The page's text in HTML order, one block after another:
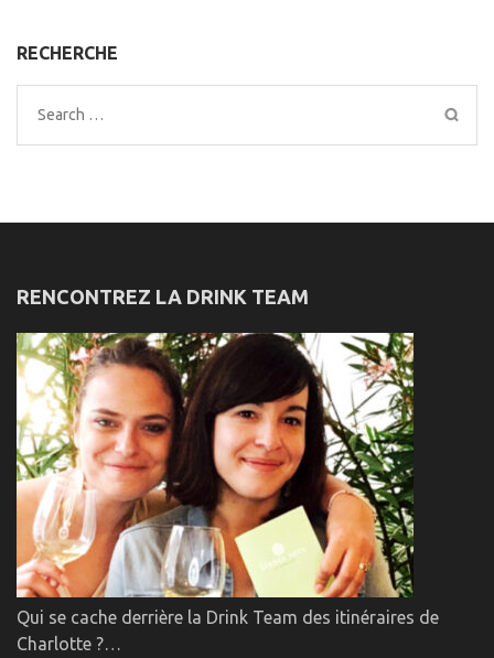
RECHERCHE
Search
for:
RENCONTREZ LA DRINK TEAM
Qui se cache derrière la Drink Team des itinéraires de
Charlotte ?…